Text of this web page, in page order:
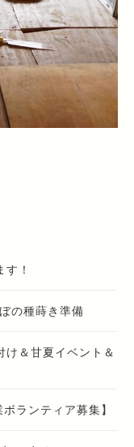
！
の種蒔き準備
け＆甘夏イベント＆
ランティア募集】